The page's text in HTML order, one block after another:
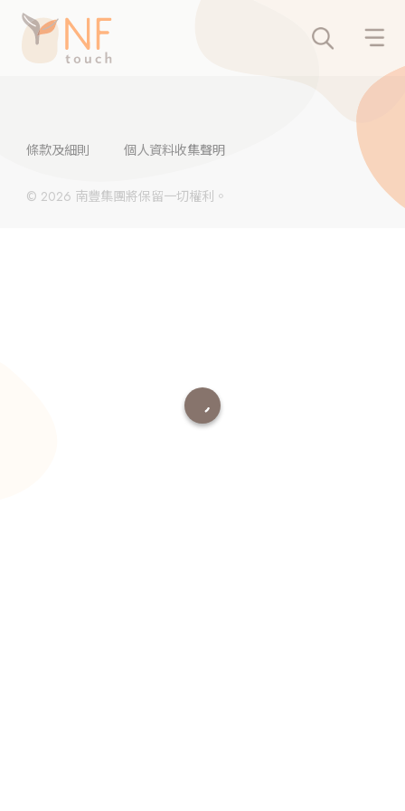
條款及細則 個人資料收集聲明
© 2026 南豐集團將保留一切權利。